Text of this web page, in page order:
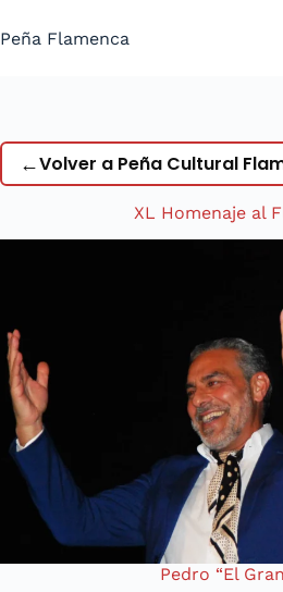
al
Peña Flamenca
←Volver a Peña Cultural
XL Homenaje al
Pedro “El